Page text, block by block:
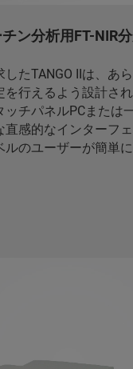
ン分析用FT-NIR
したTANGO IIは、あ
を行えるよう設計さ
ッチパネルPCまたは
直感的なインターフ
ルのユーザーが簡単